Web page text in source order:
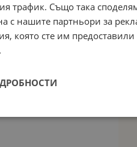
трафик. Също така
с нашите партньори за
която сте им